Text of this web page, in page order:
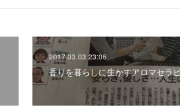
2017.03.03 23:06
香りを暮らしに生かすアロマセラ